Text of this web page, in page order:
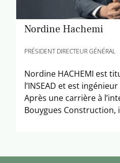
Nordine Hachemi
PRÉSIDENT DIRECTEUR GÉNÉRAL
Nordine HACHEMI est
l’INSEAD et est
Après une carrière à
Bouygues Construction,